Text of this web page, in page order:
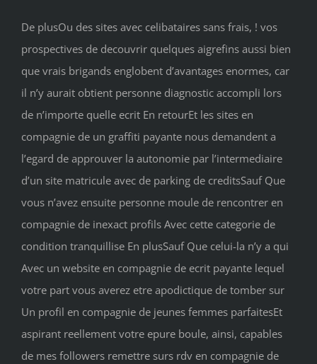
De plusOu des sites avec celibataires sans frais, ! vos
prospectives de decouvrir quelques aigrefins aussi bien
que vrais brigands englobent d’avantages enormes, car
il n’y aurait obtient personne diagnostic accompli lors
de n’importe quelle ecrit En retourEt les sites en
compagnie de un graffiti payante nous demandent a
l’egard de approuver la autonomie par l’intermediaire
d’un site matricule avec de parking de creditsSauf Que
vous n’avez ensuite personne moule de rencontrer en
compagnie de inexact profils Avec cette categorie de
condition tranquillise En plusSauf Que celui-la n’y a qui
Avec un website en compagnie de ecrit payante lequel
votre part vous averez etre apodictique de tomber sur
Un profil en compagnie de jeunes femmes parfaitesEt
aspirant reellement votre epure boule, ainsi, capables
de mes followers remettre surs rdv en compagnie de